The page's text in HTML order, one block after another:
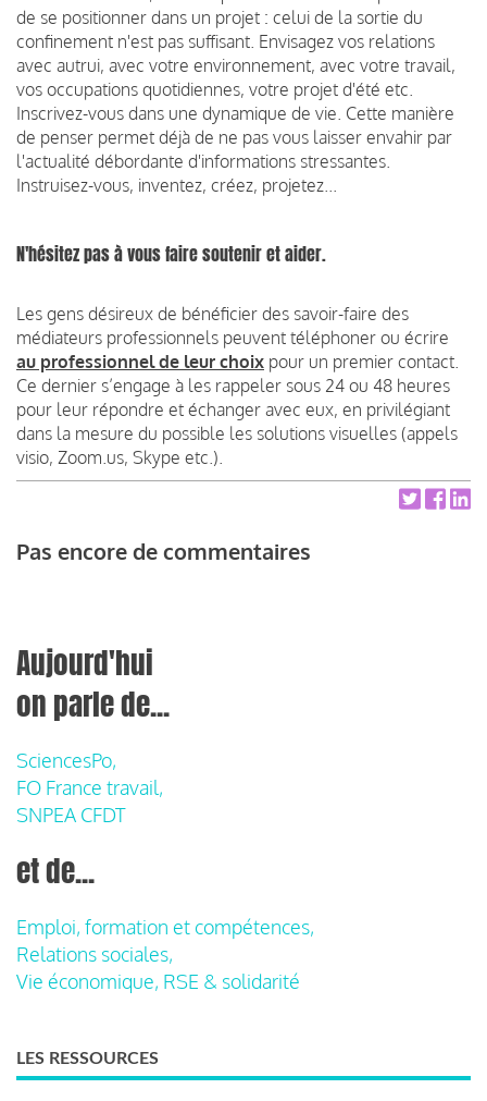
de se positionner dans un projet : celui de la sortie du
confinement n'est pas suffisant. Envisagez vos relations
avec autrui, avec votre environnement, avec votre travail,
vos occupations quotidiennes, votre projet d'été etc.
Inscrivez-vous dans une dynamique de vie. Cette manière
de penser permet déjà de ne pas vous laisser envahir par
l'actualité débordante d'informations stressantes.
Instruisez-vous, inventez, créez, projetez...
N'hésitez pas à vous faire soutenir et aider.
Les gens désireux de bénéficier des savoir-faire des
médiateurs professionnels peuvent téléphoner ou écrire
au professionnel de leur choix pour un premier contact.
Ce dernier s’engage à les rappeler sous 24 ou 48 heures
pour leur répondre et échanger avec eux, en privilégiant
dans la mesure du possible les solutions visuelles (appels
visio, Zoom.us, Skype etc.).
Pas encore de commentaires
Aujourd'hui
on parle de...
SciencesPo,
FO France travail,
SNPEA CFDT
et de...
Emploi, formation et compétences,
Relations sociales,
Vie économique, RSE & solidarité
LES RESSOURCES